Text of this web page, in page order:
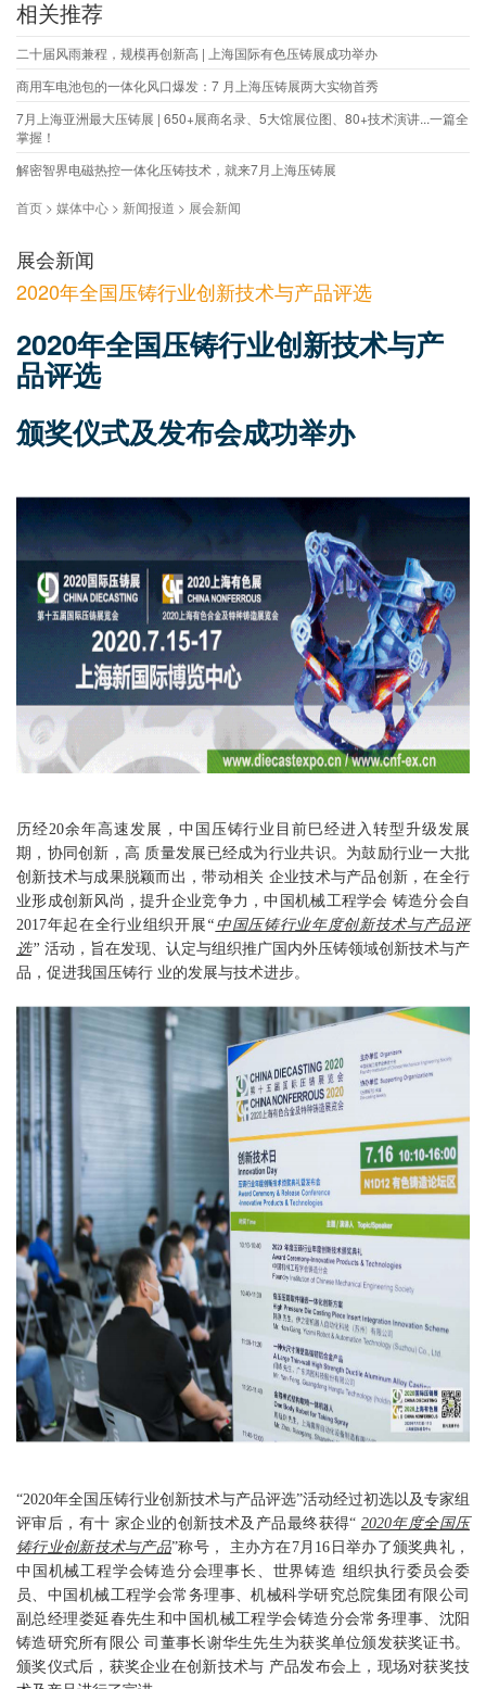
相关推荐
二十届风雨兼程，规模再创新高 | 上海国际有色压铸展成功举办
商用车电池包的一体化风口爆发：7 月上海压铸展两大实物首秀
7月上海亚洲最大压铸展 | 650+展商名录、5大馆展位图、80+技术演讲...一篇全
掌握！
解密智界电磁热控一体化压铸技术，就来7月上海压铸展
首页 > 媒体中心 > 新闻报道 > 展会新闻
展会新闻
2020年全国压铸行业创新技术与产品评选
2020年全国压铸行业创新技术与产
品评选
颁奖仪式及发布会成功举办
历经20余年高速发展，中国压铸行业目前巳经进入转型升级发展
期，协同创新，高 质量发展已经成为行业共识。为鼓励行业一大批
创新技术与成果脱颖而出，带动相关 企业技术与产品创新，在全行
业形成创新风尚，提升企业竞争力，中国机械工程学会 铸造分会自
2017年起在全行业组织开展 “ 中国压铸行业年度创新技术与产品评
选” 活动，旨在发现、认定与组织推广国内外压铸领域创新技术与产
品，促进我国压铸行 业的发展与技术进步。
“2020年全国压铸行业创新技术与产品评选”活动经过初选以及专家组
评审后，有十 家企业的创新技术及产品最终获得“ 2020年度全国压
铸行业创新技术与产品”称号， 主办方在7月16日举办了颁奖典礼，
中国机械工程学会铸造分会理事长、世界铸造 组织执行委员会委
员、中国机械工程学会常务理事、机械科学研究总院集团有限公司
副总经理娄延春先生和中国机械工程学会铸造分会常务理事、沈阳
铸造研究所有限公 司董事长谢华生先生为获奖单位颁发获奖证书。
颁奖仪式后，获奖企业在创新技术与 产品发布会上，现场对获奖技